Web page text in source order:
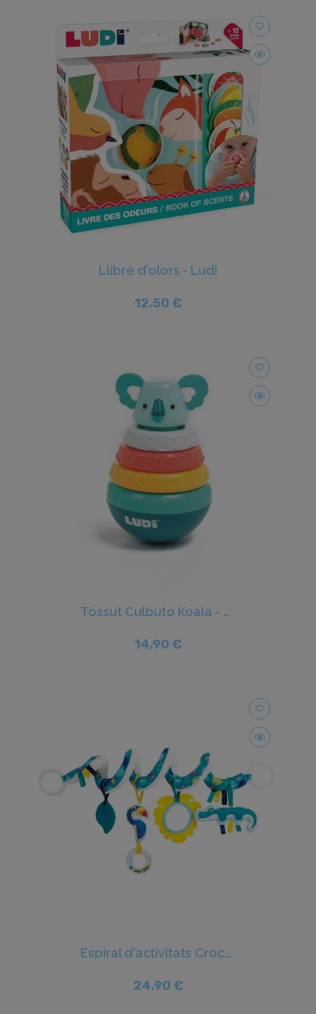
favorite_border
Llibre d'olors - Ludi
12,50 €
favorite_border
Tossut Culbuto Koala - Ludi
14,90 €
favorite_border
Espiral d'activitats Croco - Ludi
24,90 €